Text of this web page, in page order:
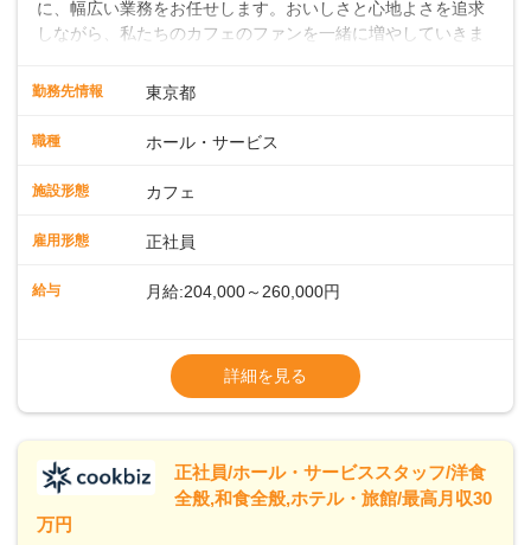
に、幅広い業務をお任せします。おいしさと心地よさを追求
しながら、私たちのカフェのファンを一緒に増やしていきま
クの作成お客様のご案内、レジ対応軽食メニューの調理店内
ート体制充実コーヒーの知識から接客マナーまで、先輩スタ
年齢層が活躍しており、チームワークも抜群です。基本マニ
業務に馴染める環境です。「カフェの接客は初めて」という
ッフとして経験を積んだ後、店長を目指してみませんか。売
よ♪あなたも、無理なくステップアップできる環境で、少しず
つ成長していきませんか？
勤務先情報 東京都
職種 ホール・サービス
施設形態 カフェ
雇用形態 正社員
給与 月給:204,000～260,000円
ます・東日本エリア：月給21万4000～27万
※経験・スキルを考慮の上、決定します。
※別途、残業代および各種手当あり
※試用期間なし
■店長職： ・西日本／月給26万7500円
詳細を見る
正社員/ホール・サービススタッフ/洋食
全般,和食全般,ホテル・旅館/最高月収30
万円